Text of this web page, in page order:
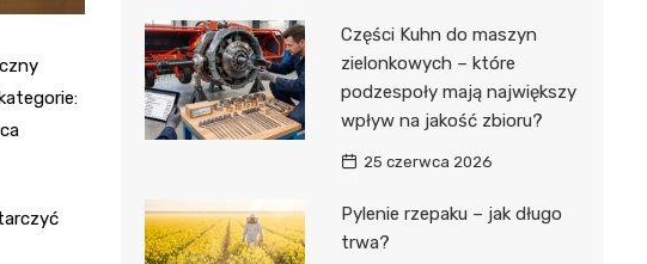
Części Kuhn do maszyn
zielonkowych – które
podzespoły mają największy
wpływ na jakość zbioru?
25 czerwca 2026
Pylenie rzepaku – jak długo
trwa?